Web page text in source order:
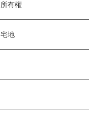
所有権
宅地